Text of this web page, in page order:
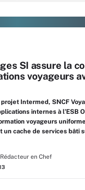
SI assure la
voyageurs
Intermed, SNCF
internes à l’ESB
voyageurs
cache de services bâti
Rédacteur en Chef